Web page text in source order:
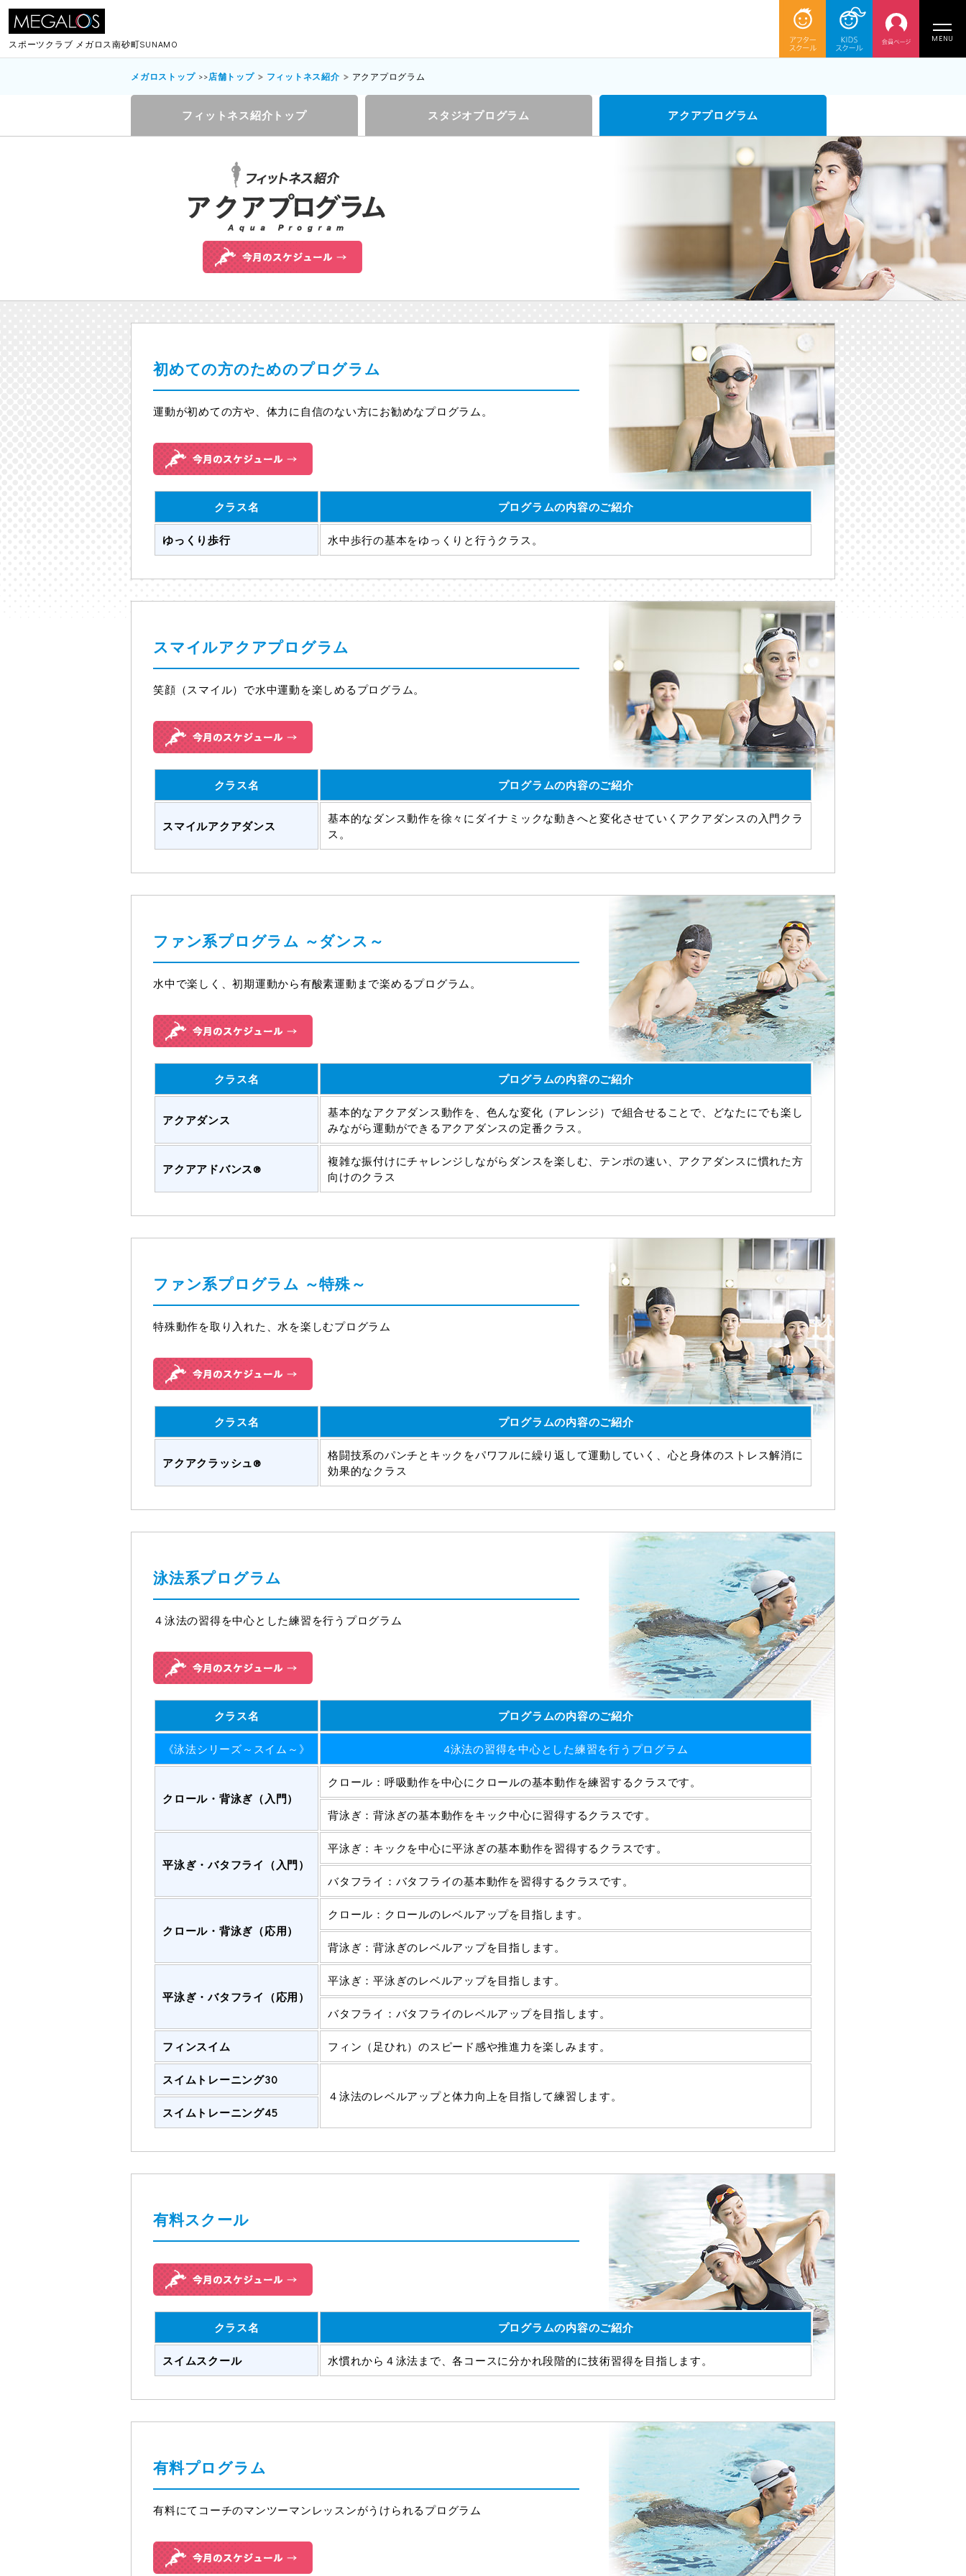
スポーツクラブ メガロス南砂町SUNAMO MENU
メガロストップ >>店舗トップ フィットネス紹介 アクアプログラム
フィットネス紹介トップ スタジオプログラム アクアプログラム
初めての方のためのプログラム
運動が初めての方や、体力に自信のない方にお勧めなプログラム。
クラス名 プログラムの内容のご紹介
ゆっくり歩行 水中歩行の基本をゆっくりと行うクラス。
スマイルアクアプログラム
笑顔（スマイル）で水中運動を楽しめるプログラム。
クラス名 プログラムの内容のご紹介
スマイルアクアダンス
基本的なダンス動作を徐々にダイナミックな動きへと変化させていくアクアダンスの入門クラ
ス。
ファン系プログラム ～ダンス～
水中で楽しく、初期運動から有酸素運動まで楽めるプログラム。
クラス名 プログラムの内容のご紹介
アクアダンス
基本的なアクアダンス動作を、色んな変化（アレンジ）で組合せることで、どなたにでも楽し
みながら運動ができるアクアダンスの定番クラス。
アクアアドバンス®
複雑な振付けにチャレンジしながらダンスを楽しむ、テンポの速い、アクアダンスに慣れた方
向けのクラス
ファン系プログラム ～特殊～
特殊動作を取り入れた、水を楽しむプログラム
クラス名 プログラムの内容のご紹介
アクアクラッシュ®
格闘技系のパンチとキックをパワフルに繰り返して運動していく、心と身体のストレス解消に
効果的なクラス
泳法系プログラム
４泳法の習得を中心とした練習を行うプログラム
クラス名 プログラムの内容のご紹介
《泳法シリーズ～スイム～》 4泳法の習得を中心とした練習を行うプログラム
クロール・背泳ぎ（入門）
クロール：呼吸動作を中心にクロールの基本動作を練習するクラスです。
背泳ぎ：背泳ぎの基本動作をキック中心に習得するクラスです。
平泳ぎ・バタフライ（入門）
平泳ぎ：キックを中心に平泳ぎの基本動作を習得するクラスです。
バタフライ：バタフライの基本動作を習得するクラスです。
クロール・背泳ぎ（応用）
クロール：クロールのレベルアップを目指します。
背泳ぎ：背泳ぎのレベルアップを目指します。
平泳ぎ・バタフライ（応用）
平泳ぎ：平泳ぎのレベルアップを目指します。
バタフライ：バタフライのレベルアップを目指します。
フィンスイム フィン（足ひれ）のスピード感や推進力を楽しみます。
スイムトレーニング30
４泳法のレベルアップと体力向上を目指して練習します。
スイムトレーニング45
有料スクール
クラス名 プログラムの内容のご紹介
スイムスクール 水慣れから４泳法まで、各コースに分かれ段階的に技術習得を目指します。
有料プログラム
有料にてコーチのマンツーマンレッスンがうけられるプログラム